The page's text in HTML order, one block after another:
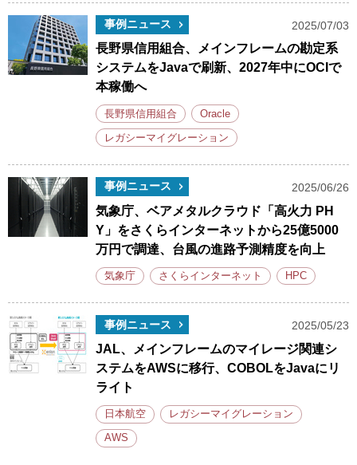
事例ニュース 2025/07/03
長野県信用組合、メインフレームの勘定系
システムをJavaで刷新、2027年中にOCIで
本稼働へ
長野県信用組合 Oracle
レガシーマイグレーション
事例ニュース 2025/06/26
気象庁、ベアメタルクラウド「高火力 PH
Y」をさくらインターネットから25億5000
万円で調達、台風の進路予測精度を向上
気象庁 さくらインターネット HPC
事例ニュース 2025/05/23
JAL、メインフレームのマイレージ関連シ
ステムをAWSに移行、COBOLをJavaにリ
ライト
日本航空 レガシーマイグレーション
AWS